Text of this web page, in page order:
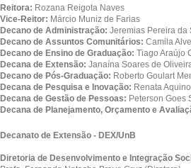
Reitora: Rozana Reigota Naves
Vice-Reitor: Márcio Muniz de Farias
Decano de Administração: Jeremias Pereira da
Decano de Assuntos Comunitários: Camila
Decano de Ensino de Graduação: Tiago Araújo
Decana de Extensão: Janaína Soares de
Decano de Pós-Graduação: Roberto Goulart
Decana de Pesquisa e Inovação: Renata Aquino
Decana de Gestão de Pessoas: Peterson Goes
Decana de Planejamento, Orçamento e
Decanato de Extensão - DEX/UnB
Diretoria de Desenvolvimento e Integração